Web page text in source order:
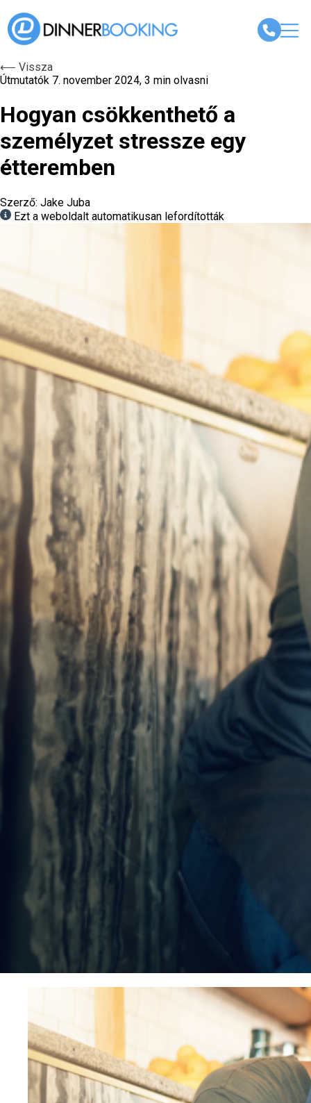
⟵ Vissza
Útmutatók 7. november 2024, 3 min olvasni
Hogyan csökkenthető a
személyzet stressze egy
étteremben
Szerző: Jake Juba
Ezt a weboldalt automatikusan lefordították